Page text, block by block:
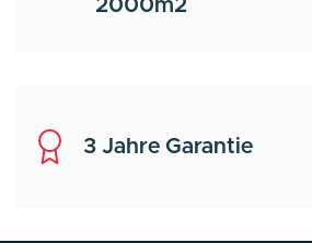
2000m2
3 Jahre Garantie